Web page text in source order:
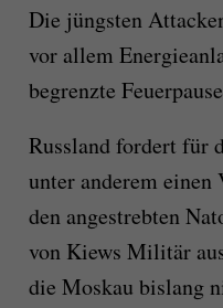
Die jüngsten
vor allem
begrenzte
Russland fordert für
unter anderem
den angestrebten
von Kiews Militär
die Moskau bislang